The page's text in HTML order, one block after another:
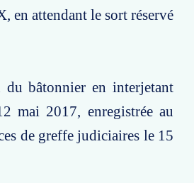
en attendant le sort réservé
bâtonnier en interjetant
mai 2017, enregistrée au
de greffe judiciaires le 15